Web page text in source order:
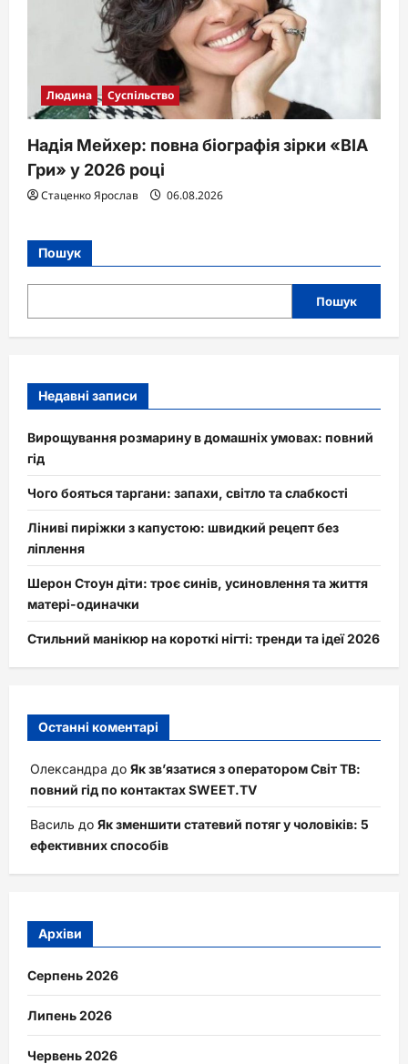
Людина Суспільство
Надія Мейхер: повна біографія зірки «ВІА
Гри» у 2026 році
Стаценко Ярослав 06.08.2026
Пошук
Пошук
Недавні записи
Вирощування розмарину в домашніх умовах: повний
гід
Чого бояться таргани: запахи, світло та слабкості
Ліниві пиріжки з капустою: швидкий рецепт без
ліплення
Шерон Стоун діти: троє синів, усиновлення та життя
матері-одиначки
Стильний манікюр на короткі нігті: тренди та ідеї 2026
Останні коментарі
Олександра до Як зв’язатися з оператором Світ ТВ:
повний гід по контактах SWEET.TV
Василь до Як зменшити статевий потяг у чоловіків: 5
ефективних способів
Архіви
Серпень 2026
Липень 2026
Червень 2026